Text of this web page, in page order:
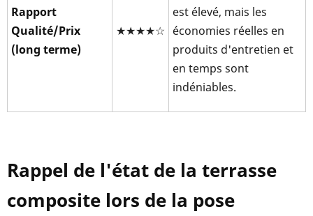
Rapport
Qualité/Prix
(long terme)
★★★★☆
est élevé, mais les
économies réelles en
produits d'entretien et
en temps sont
indéniables.
Rappel de l'état de la terrasse
composite lors de la pose